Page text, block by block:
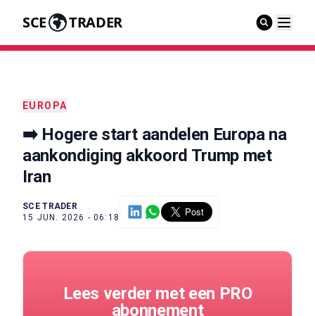
SCE TRADER
EUROPA
➡️ Hogere start aandelen Europa na
aankondiging akkoord Trump met
Iran
SCE TRADER
15 JUN. 2026 - 06:18
Lees verder met een PRO
abonnement